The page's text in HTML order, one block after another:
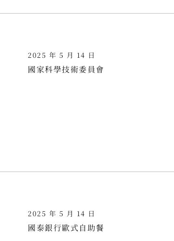
2025 年 5 月 14 日
國家科學技術委員會
2025 年 5 月 14 日
國泰銀行歐式自助餐